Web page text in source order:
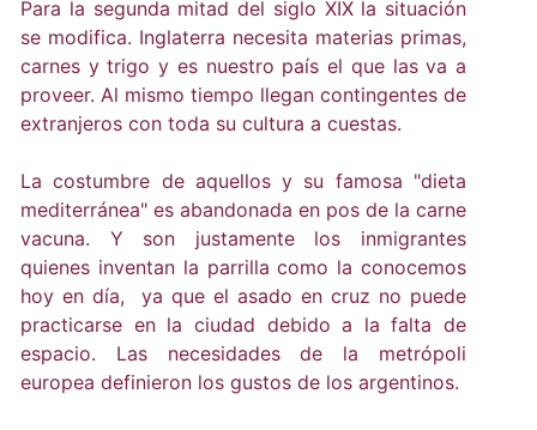
Para la segunda mitad del siglo XIX la situación
se modifica. Inglaterra necesita materias primas,
carnes y trigo y es nuestro país el que las va a
proveer. Al mismo tiempo llegan contingentes de
extranjeros con toda su cultura a cuestas.
La costumbre de aquellos y su famosa "dieta
mediterránea" es abandonada en pos de la carne
vacuna. Y son justamente los inmigrantes
quienes inventan la parrilla como la conocemos
hoy en día, ya que el asado en cruz no puede
practicarse en la ciudad debido a la falta de
espacio. Las necesidades de la metrópoli
europea definieron los gustos de los argentinos.